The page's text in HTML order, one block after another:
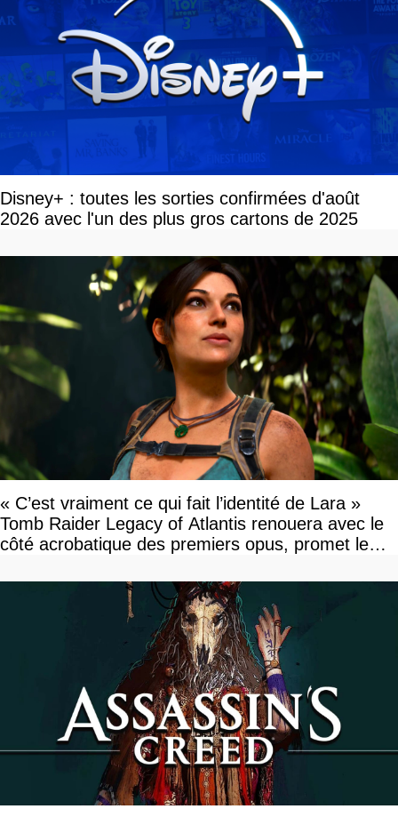
Disney+ : toutes les sorties confirmées d'août
2026 avec l'un des plus gros cartons de 2025
« C’est vraiment ce qui fait l’identité de Lara »
Tomb Raider Legacy of Atlantis renouera avec le
côté acrobatique des premiers opus, promet le